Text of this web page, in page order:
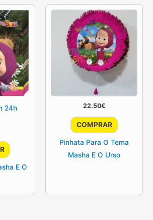
24h
E O
22.50€
COMPRAR
Pinhata Para O Tema
Masha E O Urso